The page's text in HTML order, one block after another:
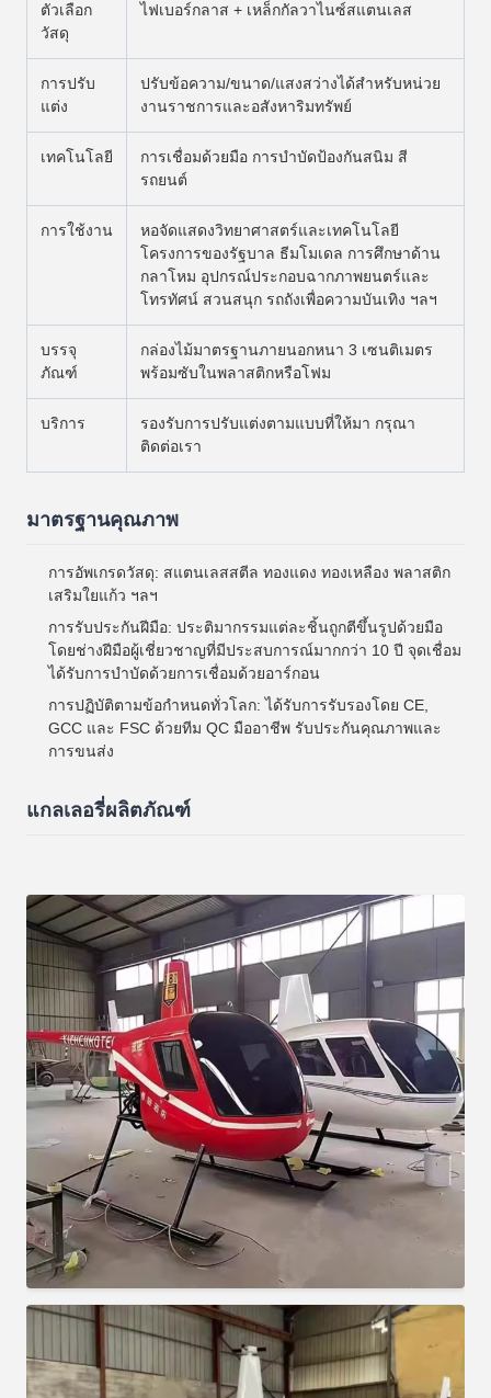
ตัวเลือก
วัสดุ
ไฟเบอร์กลาส + เหล็กกัลวาไนซ์สแตนเลส
การปรับ
แต่ง
ปรับข้อความ/ขนาด/แสงสว่างได้สำหรับหน่วย
งานราชการและอสังหาริมทรัพย์
เทคโนโลยี
การเชื่อมด้วยมือ การบำบัดป้องกันสนิม สี
รถยนต์
การใช้งาน
หอจัดแสดงวิทยาศาสตร์และเทคโนโลยี
โครงการของรัฐบาล ธีมโมเดล การศึกษาด้าน
กลาโหม อุปกรณ์ประกอบฉากภาพยนตร์และ
โทรทัศน์ สวนสนุก รถถังเพื่อความบันเทิง ฯลฯ
บรรจุ
ภัณฑ์
กล่องไม้มาตรฐานภายนอกหนา 3 เซนติเมตร
พร้อมซับในพลาสติกหรือโฟม
บริการ
รองรับการปรับแต่งตามแบบที่ให้มา กรุณา
ติดต่อเรา
มาตรฐานคุณภาพ
การอัพเกรดวัสดุ: สแตนเลสสตีล ทองแดง ทองเหลือง พลาสติก
เสริมใยแก้ว ฯลฯ
การรับประกันฝีมือ: ประติมากรรมแต่ละชิ้นถูกตีขึ้นรูปด้วยมือ
โดยช่างฝีมือผู้เชี่ยวชาญที่มีประสบการณ์มากกว่า 10 ปี จุดเชื่อม
ได้รับการบำบัดด้วยการเชื่อมด้วยอาร์กอน
การปฏิบัติตามข้อกำหนดทั่วโลก: ได้รับการรับรองโดย CE,
GCC และ FSC ด้วยทีม QC มืออาชีพ รับประกันคุณภาพและ
การขนส่ง
แกลเลอรี่ผลิตภัณฑ์